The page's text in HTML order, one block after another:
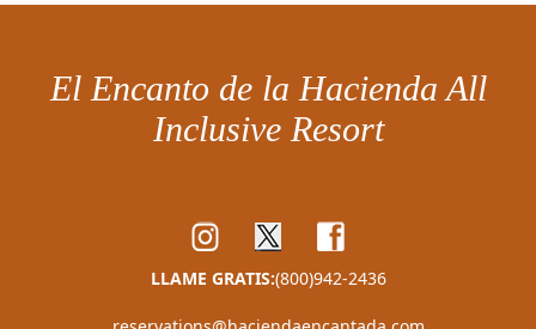
El Encanto de la Hacienda All
Inclusive Resort
LLAME GRATIS:(800)942-2436